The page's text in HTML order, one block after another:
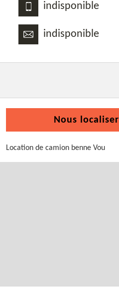
indisponible
indisponible
Nous localiser
Location de camion benne Vou